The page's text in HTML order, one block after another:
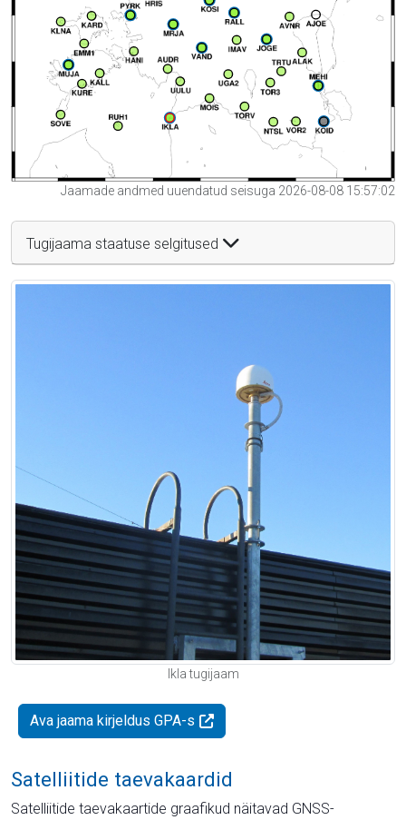
Jaamade andmed uuendatud seisuga 2026-08-08 15:57:02
Tugijaama staatuse selgitused
Ikla tugijaam
Ava jaama kirjeldus GPA-s
Satelliitide taevakaardid
Satelliitide taevakaartide graafikud näitavad GNSS-